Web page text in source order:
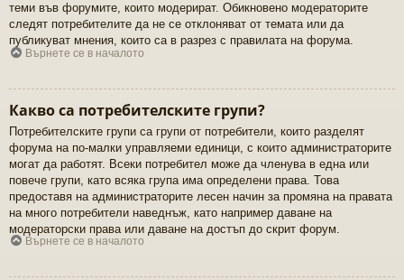
теми във форумите, които модерират. Обикновено модераторите
следят потребителите да не се отклоняват от темата или да
публикуват мнения, които са в разрез с правилата на форума.
Върнете се в началото
Какво са потребителските групи?
Потребителските групи са групи от потребители, които разделят
форума на по-малки управляеми единици, с които администраторите
могат да работят. Всеки потребител може да членува в една или
повече групи, като всяка група има определени права. Това
предоставя на администраторите лесен начин за промяна на правата
на много потребители наведнъж, като например даване на
модераторски права или даване на достъп до скрит форум.
Върнете се в началото